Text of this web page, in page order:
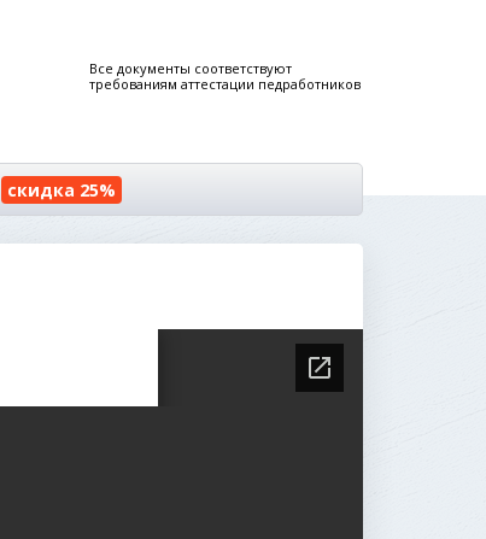
Все документы соответствуют
требованиям аттестации педработников
скидка 25%